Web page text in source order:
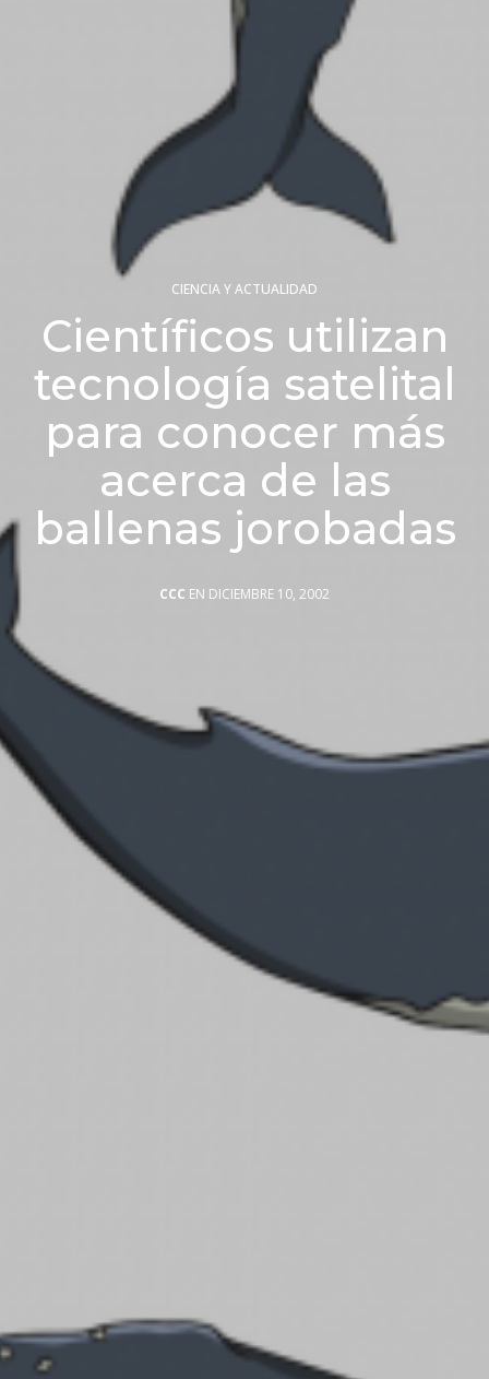
CIENCIA Y ACTUALIDAD
Científicos utilizan
tecnología satelital
para conocer más
acerca de las
ballenas jorobadas
CCC EN DICIEMBRE 10, 2002